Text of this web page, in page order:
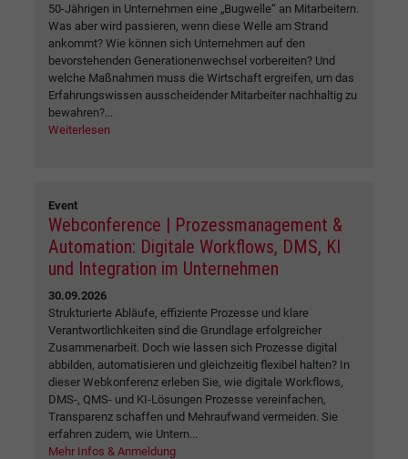
50-Jährigen in Unternehmen eine „Bugwelle“ an Mitarbeitern.
Was aber wird passieren, wenn diese Welle am Strand
ankommt? Wie können sich Unternehmen auf den
bevorstehenden Generationenwechsel vorbereiten? Und
welche Maßnahmen muss die Wirtschaft ergreifen, um das
Erfahrungswissen ausscheidender Mitarbeiter nachhaltig zu
bewahren?...
Weiterlesen
Event
Webconference | Prozessmanagement &
Automation: Digitale Workflows, DMS, KI
und Integration im Unternehmen
30.09.2026
Strukturierte Abläufe, effiziente Prozesse und klare
Verantwortlichkeiten sind die Grundlage erfolgreicher
Zusammenarbeit. Doch wie lassen sich Prozesse digital
abbilden, automatisieren und gleichzeitig flexibel halten? In
dieser Webkonferenz erleben Sie, wie digitale Workflows,
DMS-, QMS- und KI-Lösungen Prozesse vereinfachen,
Transparenz schaffen und Mehraufwand vermeiden. Sie
erfahren zudem, wie Untern...
Mehr Infos & Anmeldung